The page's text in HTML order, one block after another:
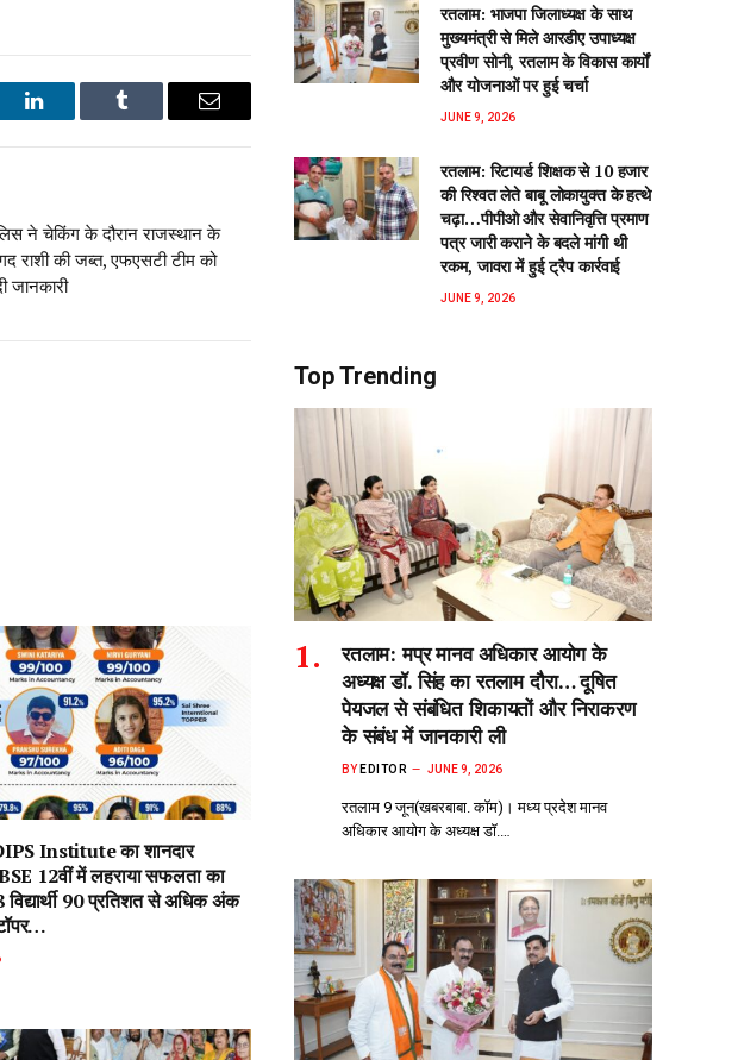
LinkedIn Tumblr Email
ने चेकिंग के दौरान राजस्थान के
राशी की जब्त, एफएसटी टीम को
जानकारी
Institute का शानदार
12वीं में लहराया सफलता का
90 प्रतिशत से अधिक अंक
रतलाम: भाजपा जिलाध्यक्ष के साथ
मुख्यमंत्री से मिले आरडीए उपाध्यक्ष
प्रवीण सोनी, रतलाम के विकास कार्यों
और योजनाओं पर हुई चर्चा
JUNE 9, 2026
रतलाम: रिटायर्ड शिक्षक से 10 हजार
की रिश्वत लेते बाबू लोकायुक्त के हत्थे
चढ़ा…पीपीओ और सेवानिवृत्ति प्रमाण
पत्र जारी कराने के बदले मांगी थी
रकम, जावरा में हुई ट्रैप कार्रवाई
JUNE 9, 2026
Top Trending
रतलाम: मप्र मानव अधिकार आयोग के
अध्यक्ष डॉ. सिंह का रतलाम दौरा… दूषित
पेयजल से‌ संबंधित शिकायतों और निराकरण
के संबंध में जानकारी ली
BY EDITOR JUNE 9, 2026
रतलाम 9 जून(खबरबाबा. कॉम)। मध्य प्रदेश मानव
अधिकार आयोग के अध्यक्ष डॉ.…